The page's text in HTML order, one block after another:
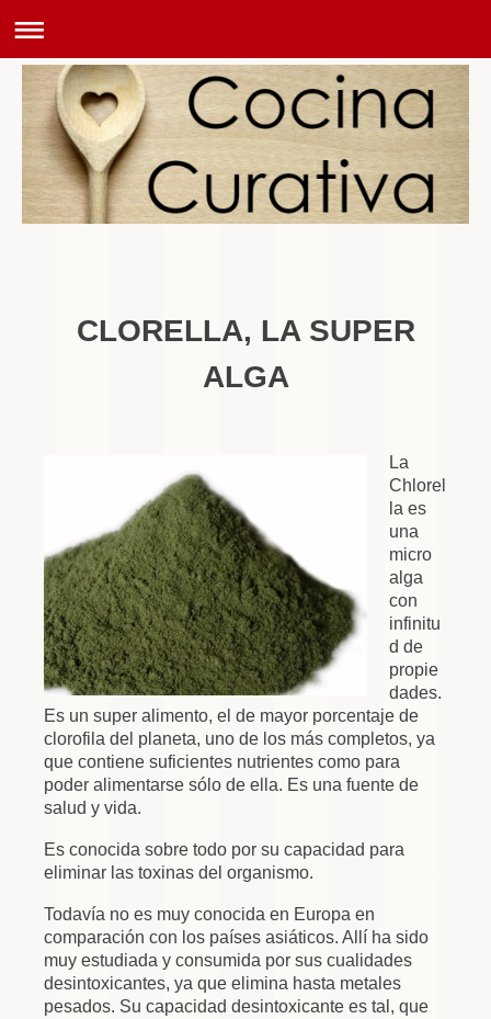
CLORELLA, LA SUPER
ALGA
La
Chlorel
la es
una
micro
alga
con
infinitu
d de
propie
dades.
Es un super alimento, el de mayor porcentaje de
clorofila del planeta, uno de los más completos, ya
que contiene suficientes nutrientes como para
poder alimentarse sólo de ella. Es una fuente de
salud y vida.
Es conocida sobre todo por su capacidad para
eliminar las toxinas del organismo.
Todavía no es muy conocida en Europa en
comparación con los países asiáticos. Allí ha sido
muy estudiada y consumida por sus cualidades
desintoxicantes, ya que elimina hasta metales
pesados. Su capacidad desintoxicante es tal, que